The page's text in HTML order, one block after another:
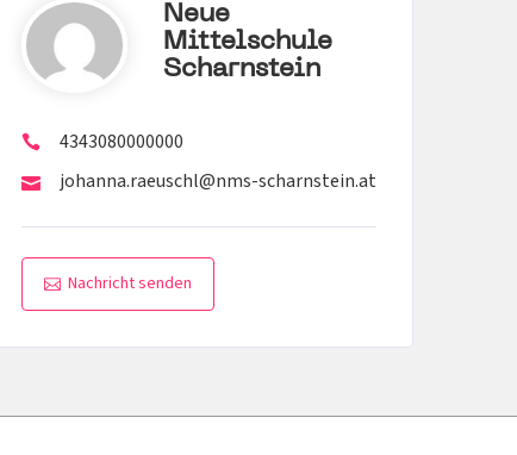
Neue
Mittelschule
Scharnstein
4343080000000
johanna.raeuschl@nms-scharnstein.at
Nachricht senden